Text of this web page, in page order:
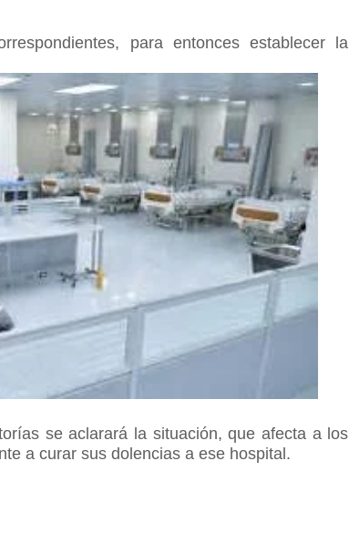
para entonces establecer la
se aclarará la situación, que afecta a los
a curar sus dolencias a ese hospital.